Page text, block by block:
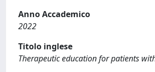
Anno Accademico
2022
Titolo inglese
Therapeutic education for patients